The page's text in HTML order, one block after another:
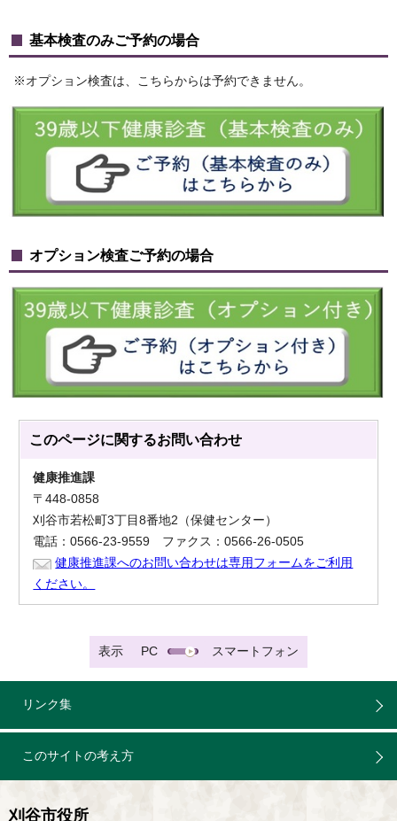
基本検査のみご予約の場合
※オプション検査は、こちらからは予約できません。
オプション検査ご予約の場合
このページに関するお問い合わせ
健康推進課
〒448-0858
刈谷市若松町3丁目8番地2（保健センター）
電話：0566-23-9559 ファクス：0566-26-0505
健康推進課へのお問い合わせは専用フォームをご利用
ください。
表示 PC スマートフォン
リンク集
このサイトの考え方
刈谷市役所